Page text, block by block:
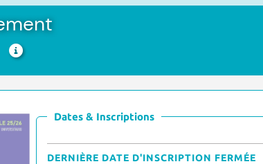
Dates & Inscriptions
DERNIÈRE DATE D'INSCRIPTION FERMÉE